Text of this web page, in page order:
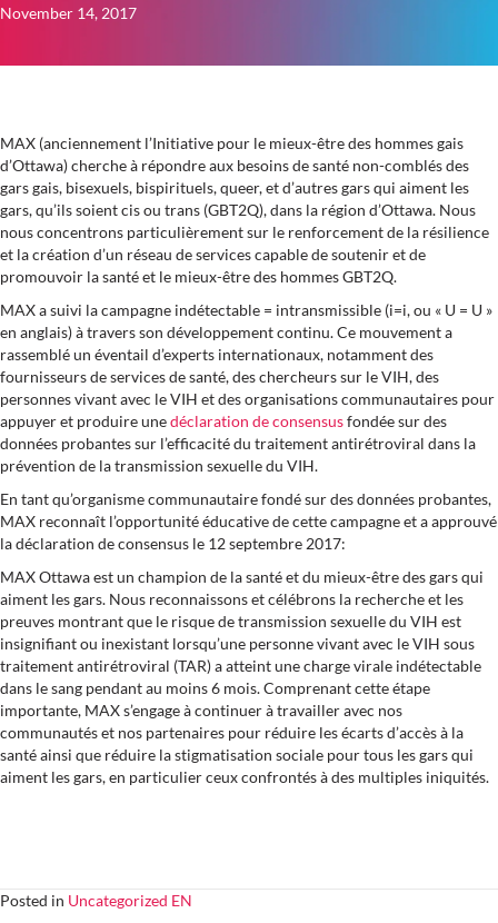
November 14, 2017
MAX (anciennement l’Initiative pour le mieux-être des hommes gais
d’Ottawa) cherche à répondre aux besoins de santé non-comblés des
gars gais, bisexuels, bispirituels, queer, et d’autres gars qui aiment les
gars, qu’ils soient cis ou trans (GBT2Q), dans la région d’Ottawa. Nous
nous concentrons particulièrement sur le renforcement de la résilience
et la création d’un réseau de services capable de soutenir et de
promouvoir la santé et le mieux-être des hommes GBT2Q.
MAX a suivi la campagne indétectable = intransmissible (i=i, ou « U = U »
en anglais) à travers son développement continu. Ce mouvement a
rassemblé un éventail d’experts internationaux, notamment des
fournisseurs de services de santé, des chercheurs sur le VIH, des
personnes vivant avec le VIH et des organisations communautaires pour
appuyer et produire unedéclaration de consensusfondée sur des
données probantes sur l’efficacité du traitement antirétroviral dans la
prévention de la transmission sexuelle du VIH.
En tant qu’organisme communautaire fondé sur des données probantes,
MAX reconnaît l’opportunité éducative de cette campagne et a approuvé
la déclaration de consensus le 12 septembre 2017:
MAX Ottawa est un champion de la santé et du mieux-être des gars qui
aiment les gars. Nous reconnaissons et célébrons la recherche et les
preuves montrant que le risque de transmission sexuelle du VIH est
insignifiant ou inexistant lorsqu’une personne vivant avec le VIH sous
traitement antirétroviral (TAR) a atteint une charge virale indétectable
dans le sang pendant au moins 6 mois. Comprenant cette étape
importante, MAX s’engage à continuer à travailler avec nos
communautés et nos partenaires pour réduire les écarts d’accès à la
santé ainsi que réduire la stigmatisation sociale pour tous les gars qui
aiment les gars, en particulier ceux confrontés à des multiples iniquités.
Posted in Uncategorized EN